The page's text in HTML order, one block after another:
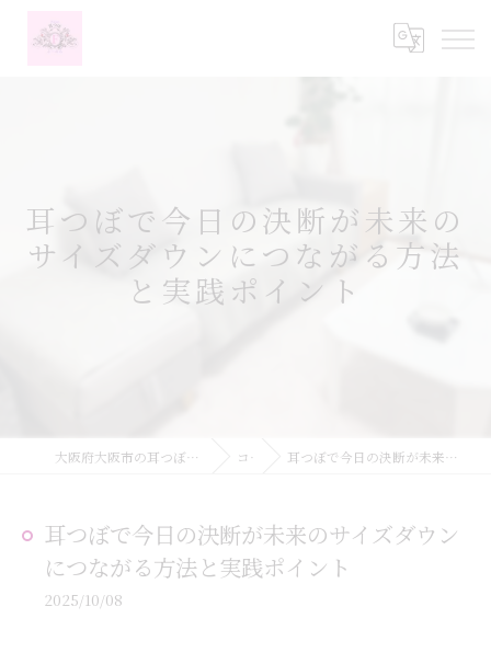
耳つぼで今日の決断が未来の
サイズダウンにつながる方法
と実践ポイント
大阪府大阪市の耳つぼなら耳つぼダイエットサロンふーみん コラム 耳つぼで今日の決断が未来のサイズダウンにつながる方法と実践ポイント
耳つぼで今日の決断が未来のサイズダウン
につながる方法と実践ポイント
2025/10/08